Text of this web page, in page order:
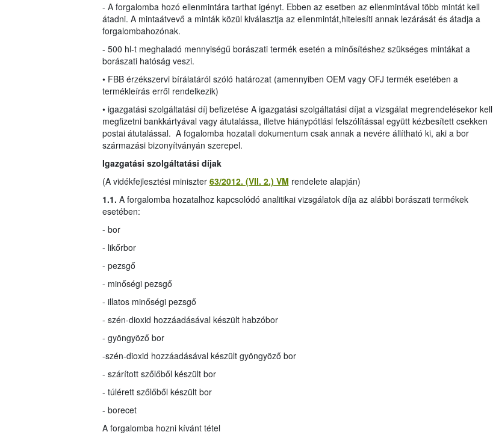
- A forgalomba hozó ellenmintára tarthat igényt. Ebben az esetben az ellenmintával több mintát kell
átadni. A mintaátvevő a minták közül kiválasztja az ellenmintát,hitelesíti annak lezárását és átadja a
forgalombahozónak.
- 500 hl-t meghaladó mennyiségű borászati termék esetén a minősítéshez szükséges mintákat a
borászati hatóság veszi.
• FBB érzékszervi bírálatáról szóló határozat (amennyiben OEM vagy OFJ termék esetében a
termékleírás erről rendelkezik)
• igazgatási szolgáltatási díj befizetése A igazgatási szolgáltatási díjat a vizsgálat megrendelésekor kell
megfizetni bankkártyával vagy átutalássa, illetve hiánypótlási felszólítással együtt kézbesített csekken
postai átutalással. A fogalomba hozatali dokumentum csak annak a nevére állítható ki, aki a bor
származási bizonyítványán szerepel.
Igazgatási szolgáltatási díjak
(A vidékfejlesztési miniszter 63/2012. (VII. 2.) VM rendelete alapján)
1.1. A forgalomba hozatalhoz kapcsolódó analitikai vizsgálatok díja az alábbi borászati termékek
esetében:
- bor
- likőrbor
- pezsgő
- minőségi pezsgő
- illatos minőségi pezsgő
- szén-dioxid hozzáadásával készült habzóbor
- gyöngyöző bor
-szén-dioxid hozzáadásával készült gyöngyöző bor
- szárított szőlőből készült bor
- túlérett szőlőből készült bor
- borecet
A forgalomba hozni kívánt tétel